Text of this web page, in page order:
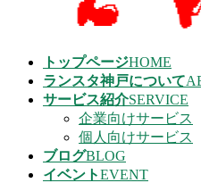
トップページHOME
ランスタ神戸について
サービス紹介SERVICE
企業向けサービス
個人向けサービス
ブログBLOG
イベントEVENT